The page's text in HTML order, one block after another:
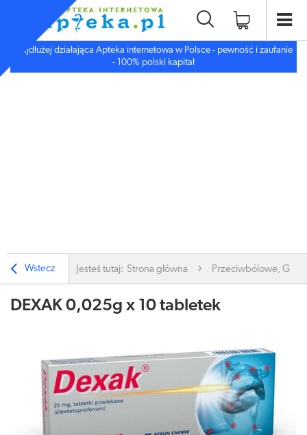
Najdłużej działająca Apteka internetowa w Polsce - pewność i zaufanie
- 100% polski kapitał
Wstecz Jesteś tutaj: Strona główna Przeciwbólowe,
DEXAK 0,025g x 10 tabletek